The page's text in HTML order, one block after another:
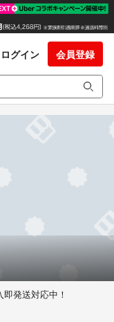
ログイン 会員登録
発送対応中！